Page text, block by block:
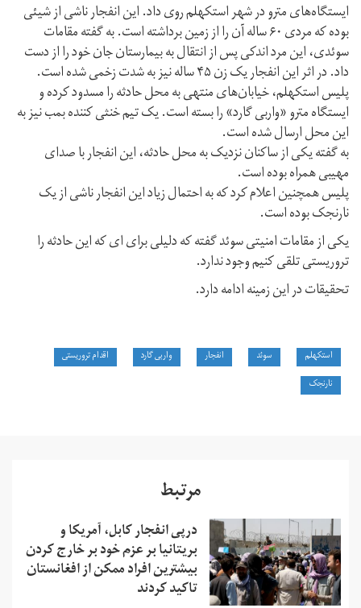
ایستگاه‌های مترو در شهر استکهلم روی داد. این انفجار ناشی از شیئی
بوده که مردی ۶۰ ساله‌ آن را از زمین برداشته است. به گفته مقامات
سوئدی، این مرد اندکی پس از انتقال به بیمارستان جان خود را از دست
داد. در اثر این انفجار یک زن ۴۵ ساله نیز به شدت زخمی شده‌ است.
پلیس استکهلم، خیابان‌های منتهی به محل حادثه را مسدود کرده و
ایستگاه مترو «واربی گارد» را بسته است. یک تیم خنثی کننده بمب نیز به
این محل ارسال شده‌ است.
به گفته یکی از ساکنان نزدیک به محل حادثه، این انفجار با صدای
مهیبی همراه بوده است.
پلیس همچنین اعلام کرد که به احتمال زیاد این انفجار ناشی از یک
نارنجک بوده است.
یکی از مقامات امنیتی سوئد گفته که دلیلی برای ای که این حادثه را
تروریستی تلقی کنیم وجود ندارد.
تحقیقات در این زمینه ادامه دارد.
استکهلم سوئد انفجار واربی گارد
اقدام تروریستی
نارنجک
مرتبط
درپی انفجار کابل، آمریکا و
بریتانیا بر عزم خود بر خارج کردن
بیشترین افراد ممکن از افغانستان
تاکید کردند